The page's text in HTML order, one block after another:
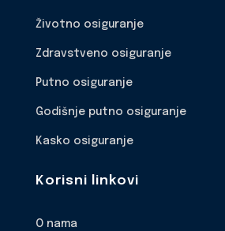
Životno osiguranje
Zdravstveno osiguranje
Putno osiguranje
Godišnje putno osiguranje
Kasko osiguranje
Korisni linkovi
O nama